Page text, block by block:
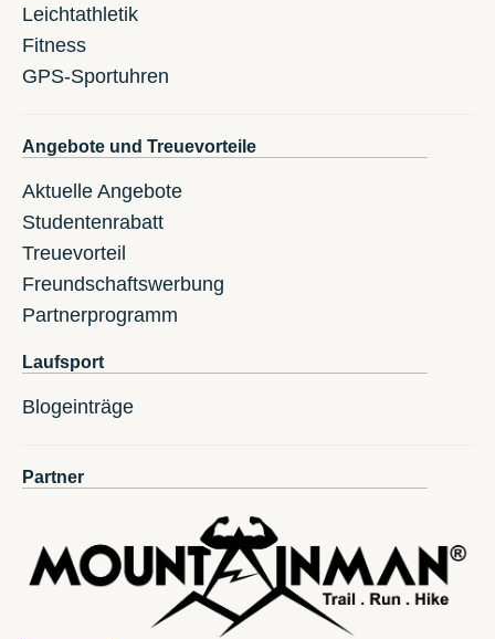
Leichtathletik
Fitness
GPS-Sportuhren
Angebote und Treuevorteile
Aktuelle Angebote
Studentenrabatt
Treuevorteil
Freundschaftswerbung
Partnerprogramm
Laufsport
Blogeinträge
Partner